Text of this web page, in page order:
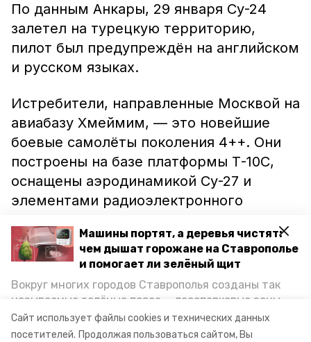
Сайт использует файлы cookies и технических данных
посетителей. Продолжая пользоваться сайтом, Вы
Машины портят, а деревья чистят:
чем дышат горожане на Ставрополье
и помогает ли зелёный щит
Вокруг многих городов Ставрополья созданы так
называемые зелёные пояса — лесопарковые зоны,
снижающие негативное воздействие выхлопных
газов на атмосферу. Справляются ли они с
По данным Анкары, 29 января Су-24
залетел на турецкую территорию,
пилот был предупреждён на английском
и русском языках.
Истребители, направленные Москвой на
авиабазу Хмеймим, — это новейшие
боевые самолёты поколения 4++. Они
построены на базе платформы Т-10С,
оснащены аэродинамикой Су-27 и
элементами радиоэлектронного
Решение сирийского кризиса
Россия и США уже договорилисьо
составе делегаций оппозиции, которые
будут присутствовать на переговорах.